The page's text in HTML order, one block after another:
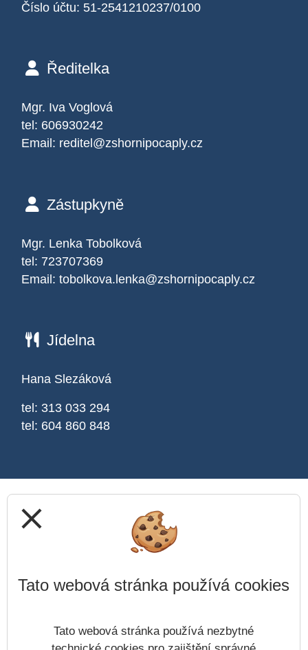
Číslo účtu: 51-2541210237/0100
Ředitelka
Mgr. Iva Voglová
tel: 606930242
Email: reditel@zshornipocaply.cz
Zástupkyně
Mgr. Lenka Tobolková
tel: 723707369
Email: tobolkova.lenka@zshornipocaply.cz
Jídelna
Hana Slezáková
tel: 313 033 294
tel: 604 860 848
close
Tato webová stránka používá cookies
Tato webová stránka používá nezbytné